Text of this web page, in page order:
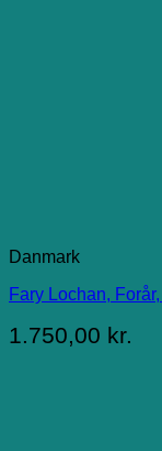
Danmark
Fary Lochan,
1.750,00 kr.